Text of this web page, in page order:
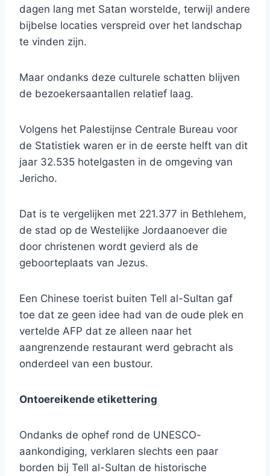
dagen lang met Satan worstelde, terwijl andere
bijbelse locaties verspreid over het landschap
te vinden zijn.
Maar ondanks deze culturele schatten blijven
de bezoekersaantallen relatief laag.
Volgens het Palestijnse Centrale Bureau voor
de Statistiek waren er in de eerste helft van dit
jaar 32.535 hotelgasten in de omgeving van
Jericho.
Dat is te vergelijken met 221.377 in Bethlehem,
de stad op de Westelijke Jordaanoever die
door christenen wordt gevierd als de
geboorteplaats van Jezus.
Een Chinese toerist buiten Tell al-Sultan gaf
toe dat ze geen idee had van de oude plek en
vertelde AFP dat ze alleen naar het
aangrenzende restaurant werd gebracht als
onderdeel van een bustour.
Ontoereikende etikettering
Ondanks de ophef rond de UNESCO-
aankondiging, verklaren slechts een paar
borden bij Tell al-Sultan de historische